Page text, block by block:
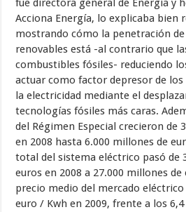
fue directora general de Energía y
Acciona Energía, lo explicaba bien
mostrando cómo la penetración
renovables está -al contrario que
combustibles fósiles- reduciendo
actuar como factor depresor de
la electricidad mediante el
tecnologías fósiles más caras.
del Régimen Especial crecieron de
en 2008 hasta 6.000 millones de
total del sistema eléctrico pasó de
euros en 2008 a 27.000 millones de
precio medio del mercado
euro / Kwh en 2009, frente a los